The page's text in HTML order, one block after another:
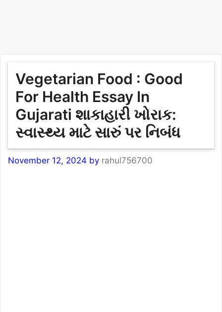
Vegetarian Food : Good
For Health Essay In
Gujarati શાકાહારી ખોરાક:
સ્વાસ્થ્ય માટે સારું પર નિબંધ
November 12, 2024 by rahul756700